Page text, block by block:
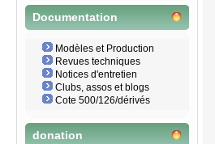
Documentation
Modèles et Production
Revues techniques
Notices d'entretien
Clubs, assos et blogs
Cote 500/126/dérivés
donation